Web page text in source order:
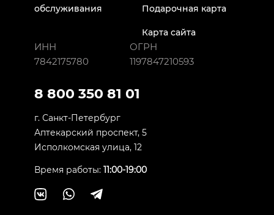
обслуживания
Подарочная карта
Карта сайта
ИНН
7842175780
ОГРН
1197847210593
8 800 350 81 01
г. Санкт-Петербург
Аптекарский проспект, 5
Исполкомская улица, 12
Время работы: 11:00-19:00